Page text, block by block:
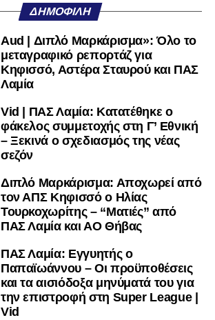
ΔΗΜΟΦΙΛΉ
Aud | Διπλό Μαρκάρισμα»: Όλο το
μεταγραφικό ρεπορτάζ για
Κηφισσό, Αστέρα Σταυρού και ΠΑΣ
Λαμία
Vid | ΠΑΣ Λαμία: Κατατέθηκε ο
φάκελος συμμετοχής στη Γ’ Εθνική
– Ξεκινά ο σχεδιασμός της νέας
σεζόν
Διπλό Μαρκάρισμα: Αποχωρεί από
τον ΑΠΣ Κηφισσό ο Ηλίας
Τουρκοχωρίτης – “Ματιές” από
ΠΑΣ Λαμία και ΑΟ Θήβας
ΠΑΣ Λαμία: Εγγυητής ο
Παπαϊωάννου – Οι προϋποθέσεις
και τα αισιόδοξα μηνύματά του για
την επιστροφή στη Super League |
Vid